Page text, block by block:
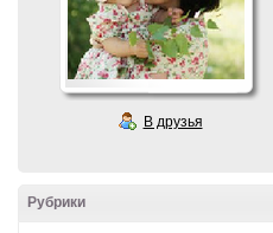
В друзья
Рубрики